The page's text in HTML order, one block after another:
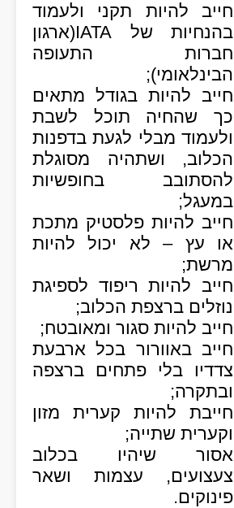
חייב להיות תקני ולעמוד
בהנחיות של IATA(ארגון
חברות התעופה
הבינלאומי);
חייב להיות בגודל מתאים
כך שהחיה תוכל לשבת
ולעמוד מבלי לגעת בדפנות
הכלוב, ושתהיה מסוגלת
להסתובב בחופשיות
במעגל;
חייב להיות פלסטיק מתכת
או עץ – לא יכול להיות
מרשת;
חייב להיות ריפוד לספיגת
נוזלים ברצפת הכלוב;
חייב להיות סגור ומאובטח;
חייב באוורור בכל ארבעת
צדדיו בלי פתחים ברצפה
ובתקרה;
חייבת להיות קערית מזון
וקערית שתייה;
אסור שיהיו בכלוב
צעצועים, עצמות ושאר
פינוקים.